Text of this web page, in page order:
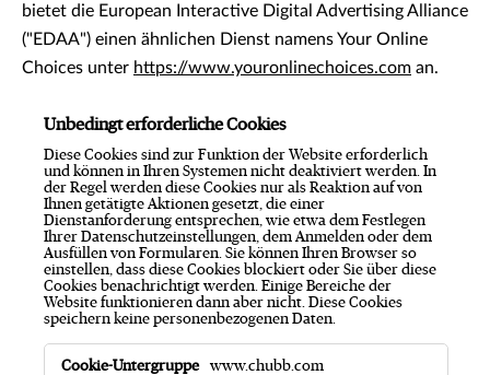
bietet die European Interactive Digital Advertising Alliance
("EDAA") einen ähnlichen Dienst namens Your Online
Choices unter https://www.youronlinechoices.com an.
Unbedingt erforderliche Cookies
Diese Cookies sind zur Funktion der Website erforderlich
und können in Ihren Systemen nicht deaktiviert werden. In
der Regel werden diese Cookies nur als Reaktion auf von
Ihnen getätigte Aktionen gesetzt, die einer
Dienstanforderung entsprechen, wie etwa dem Festlegen
Ihrer Datenschutzeinstellungen, dem Anmelden oder dem
Ausfüllen von Formularen. Sie können Ihren Browser so
einstellen, dass diese Cookies blockiert oder Sie über diese
Cookies benachrichtigt werden. Einige Bereiche der
Website funktionieren dann aber nicht. Diese Cookies
speichern keine personenbezogenen Daten.
U
www.chubb.com